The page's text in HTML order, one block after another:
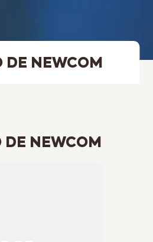
DE NEWCOM
DE NEWCOM